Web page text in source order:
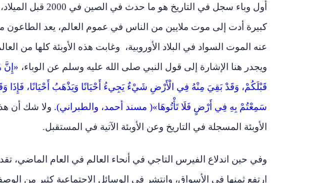
أول وباء سجل في
كبيرة أدت إلى موت ملايين من الناس في عموم العالم، يعد الطاعون
عنه الموت السواد في البلاد الأوروبية، وغابت هذه الأوبئة كلها من
ويجدر هنا الإشارة إلى قول النبي صلى الله عليه وسلم عن الوباء، «إِنَّ
قَبْلَكُمْ، وَقَدْ بَقِيَ مِنْهُ فِي الْأَرْضِ شَيْءٌ يَجِيءُ أَحْيَانًا وَيَذْهَبُ أَحْيَانًا، فَإِذَا
سَمِعْتُمْ بِهِ فِي أَرْضٍ فَلَا تَأْتُوهَا»( مسند أحمد، والطبراني). ولا شك أن
الأوبئة المسجلة في التاريخ وعن الأوبئة الآتية في المستقبل.
وفي حين اندلاع الفيرس التاجي في أنحاء العالم في العام الماضي،
ارتفع ثمنها في الأسواق، وانتشر في الوسائل الاجتماعية كثير من